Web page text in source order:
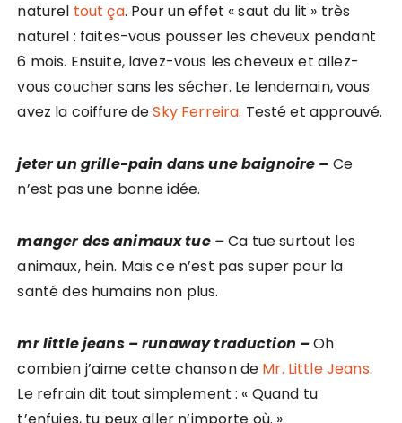
naturel tout ça. Pour un effet « saut du lit » très
naturel : faites-vous pousser les cheveux pendant
6 mois. Ensuite, lavez-vous les cheveux et allez-
vous coucher sans les sécher. Le lendemain, vous
avez la coiffure deSky Ferreira. Testé et approuvé.
jeter un grille-pain dans une baignoire – Ce
n’est pas une bonne idée.
manger des animaux tue –Ca tue surtout les
animaux, hein. Mais ce n’est pas super pour la
santé des humains non plus.
mr little jeans – runaway traduction –Oh
combien j’aime cette chanson de Mr. Little Jeans.
Le refrain dit tout simplement : « Quand tu